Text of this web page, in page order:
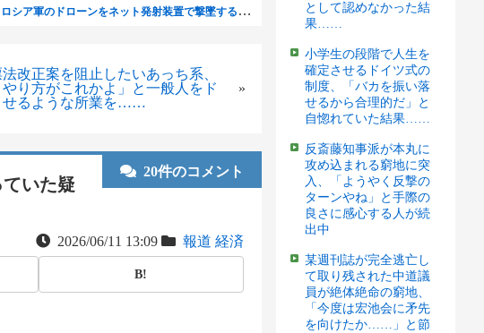
改正案を阻止したいあっち系、
やり方がこれかよ」と一般人をド
せるような所業を……
»
20件のコメント
いた疑
2026/06/11 13:09 報道 経済
B!
として認めなかった結
果……
小学生の段階で人生を
確定させるドイツ式の
制度、「バカを振い落
せるから合理的だ」と
自惚れていた結果……
反斎藤知事派が本丸に
攻め込まれる窮地に突
入、「ようやく反撃の
ターンやね」と手際の
良さに感心する人が続
出中
某週刊誌が完全逃亡し
て取り残された中道議
員が絶体絶命の窮地、
「今度は宏池会に矛先
を向けたか……」と節